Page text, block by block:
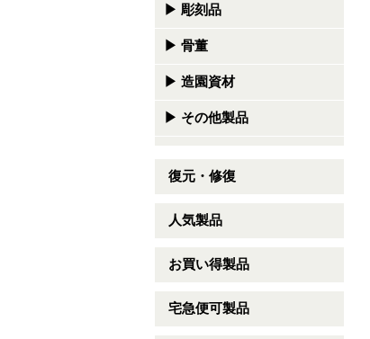
▶ 彫刻品
▶ 骨董
▶ 造園資材
▶ その他製品
復元・修復
人気製品
お買い得製品
宅急便可製品